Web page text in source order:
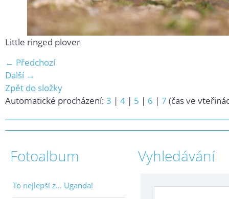
Little ringed plover
← Předchozí
Další →
Zpět do složky
Automatické procházení: 3 | 4 | 5 | 6 | 7 (čas ve
Fotoalbum
To nejlepší z... Uganda!
Vyhledávání